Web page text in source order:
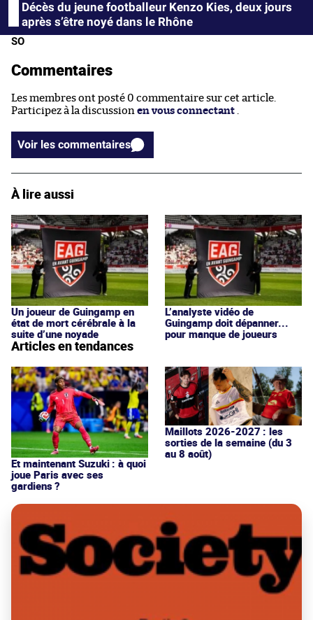
Décès du jeune footballeur Kenzo Kies, deux jours
après s’être noyé dans le Rhône
SO
Commentaires
Les membres ont posté 0 commentaire sur cet article.
Participez à la discussion en vous connectant .
Voir les commentaires
À lire aussi
Un joueur de Guingamp en
état de mort cérébrale à la
suite d’une noyade
L’analyste vidéo de
Guingamp doit dépanner...
pour manque de joueurs
Articles en tendances
Et maintenant Suzuki : à quoi
joue Paris avec ses
gardiens ?
Maillots 2026-2027 : les
sorties de la semaine (du 3
au 8 août)